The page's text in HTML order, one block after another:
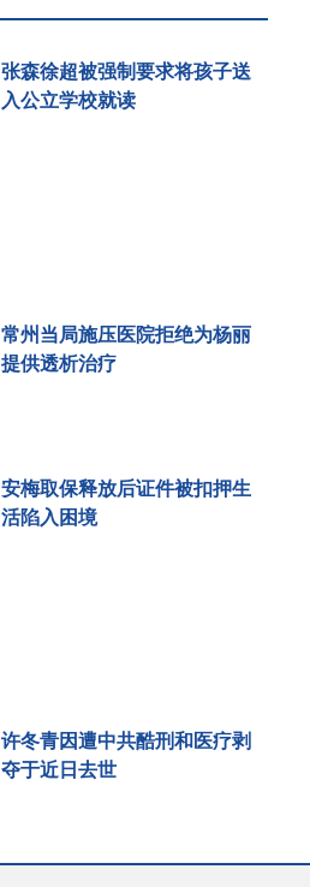
张森徐超被强制要求将孩子送
入公立学校就读
常州当局施压医院拒绝为杨丽
提供透析治疗
安梅取保释放后证件被扣押生
活陷入困境
许冬青因遭中共酷刑和医疗剥
夺于近日去世